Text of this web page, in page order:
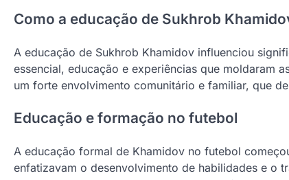
Como a educação de Sukhrob
A educação de Sukhrob Khamidov influenciou
essencial, educação e experiências que moldaram
um forte envolvimento comunitário e familiar, que
Educação e formação no futebol
A educação formal de Khamidov no futebol
enfatizavam o desenvolvimento de habilidades e o